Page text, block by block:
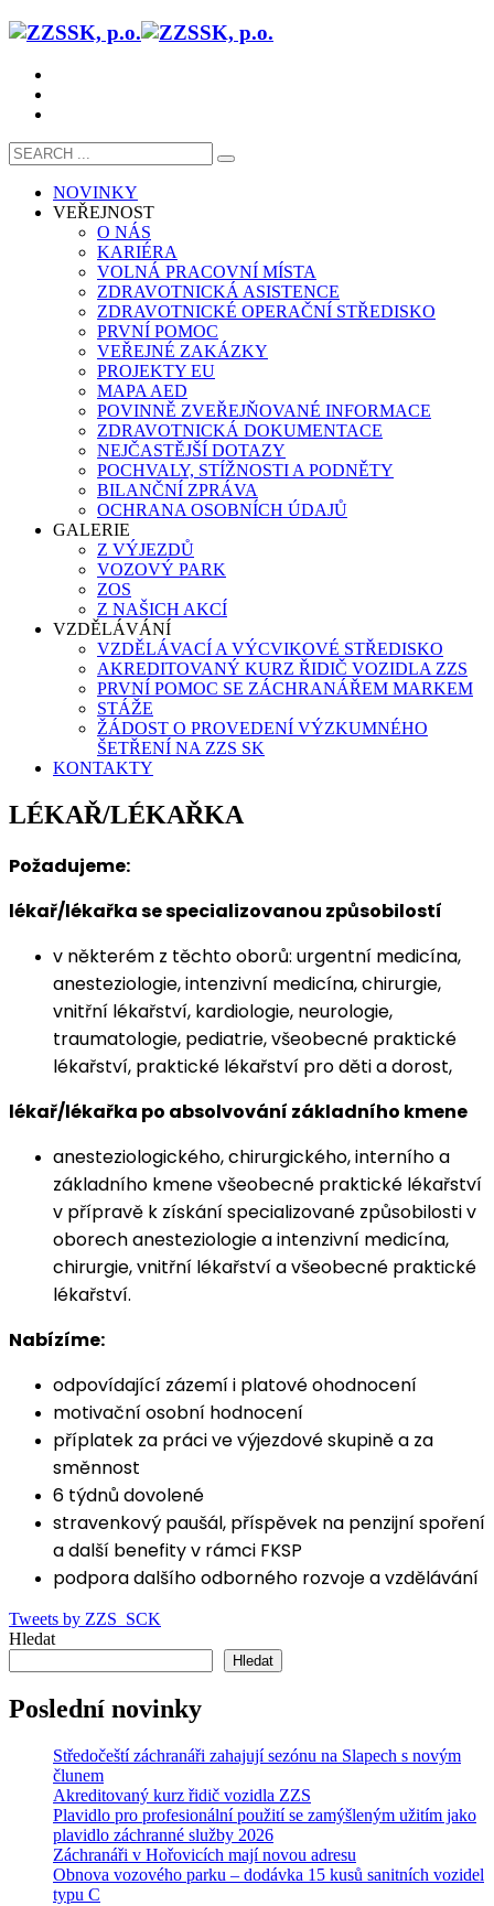
NOVINKY
VEŘEJNOST
O NÁS
KARIÉRA
VOLNÁ PRACOVNÍ MÍSTA
ZDRAVOTNICKÁ ASISTENCE
ZDRAVOTNICKÉ OPERAČNÍ STŘEDISKO
PRVNÍ POMOC
VEŘEJNÉ ZAKÁZKY
PROJEKTY EU
MAPA AED
POVINNĚ ZVEŘEJŇOVANÉ INFORMACE
ZDRAVOTNICKÁ DOKUMENTACE
NEJČASTĚJŠÍ DOTAZY
POCHVALY, STÍŽNOSTI A PODNĚTY
BILANČNÍ ZPRÁVA
OCHRANA OSOBNÍCH ÚDAJŮ
GALERIE
Z VÝJEZDŮ
VOZOVÝ PARK
ZOS
Z NAŠICH AKCÍ
VZDĚLÁVÁNÍ
VZDĚLÁVACÍ A VÝCVIKOVÉ STŘEDISKO
AKREDITOVANÝ KURZ ŘIDIČ VOZIDLA ZZS
PRVNÍ POMOC SE ZÁCHRANÁŘEM MARKEM
STÁŽE
ŽÁDOST O PROVEDENÍ VÝZKUMNÉHO
ŠETŘENÍ NA ZZS SK
KONTAKTY
LÉKAŘ/LÉKAŘKA
Požadujeme:
lékař/lékařka se specializovanou způsobilostí
v některém z těchto oborů: urgentní medicína,
anesteziologie, intenzivní medicína, chirurgie,
vnitřní lékařství, kardiologie, neurologie,
traumatologie, pediatrie, všeobecné praktické
lékařství, praktické lékařství pro děti a dorost,
lékař/lékařka po absolvování základního kmene
anesteziologického, chirurgického, interního a
základního kmene všeobecné praktické lékařství
v přípravě k získání specializované způsobilosti v
oborech anesteziologie a intenzivní medicína,
chirurgie, vnitřní lékařství a všeobecné praktické
lékařství.
Nabízíme:
odpovídající zázemí i platové ohodnocení
motivační osobní hodnocení
příplatek za práci ve výjezdové skupině a za
směnnost
6 týdnů dovolené
stravenkový paušál, příspěvek na penzijní spoření
a další benefity v rámci FKSP
podpora dalšího odborného rozvoje a vzdělávání
Tweets by ZZS_SCK
Hledat
Hledat
Poslední novinky
Středočeští záchranáři zahajují sezónu na Slapech s novým
člunem
Akreditovaný kurz řidič vozidla ZZS
Plavidlo pro profesionální použití se zamýšleným užitím jako
plavidlo záchranné služby 2026
Záchranáři v Hořovicích mají novou adresu
Obnova vozového parku – dodávka 15 kusů sanitních vozidel
typu C